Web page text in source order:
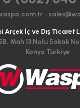
-
Arçek İç ve Dış Ticaret
Mah 13 Nolu Sokak
Konya Türkiye